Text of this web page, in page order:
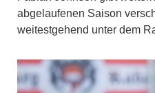
abgelaufenen Saison
weitestgehend unter dem